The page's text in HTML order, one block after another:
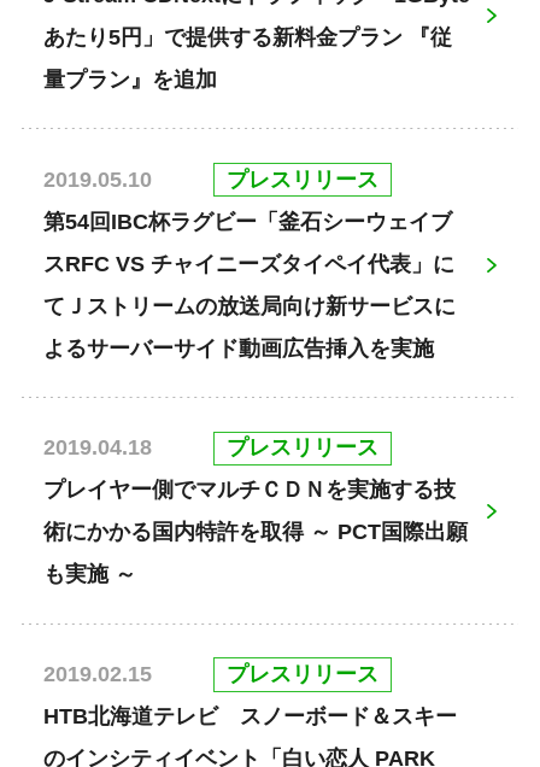
あたり5円」で提供する新料金プラン 『従
量プラン』を追加
2019.05.10
プレスリリース
第54回IBC杯ラグビー「釜石シーウェイブ
スRFC VS チャイニーズタイペイ代表」に
てＪストリームの放送局向け新サービスに
よるサーバーサイド動画広告挿入を実施
2019.04.18
プレスリリース
プレイヤー側でマルチＣＤＮを実施する技
術にかかる国内特許を取得 ～ PCT国際出願
も実施 ～
2019.02.15
プレスリリース
HTB北海道テレビ スノーボード＆スキー
のインシティイベント「白い恋人 PARK